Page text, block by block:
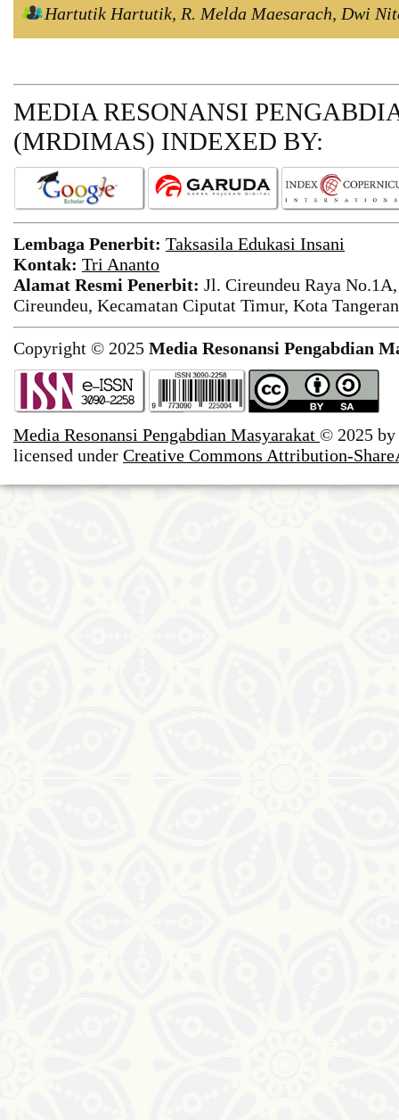
Hartutik Hartutik, R. Melda Maesarach, Dwi
MEDIA RESONANSI
(MRDIMAS) INDEXED BY:
Lembaga Penerbit: Taksasila Edukasi Insani
Kontak: Tri Ananto
Alamat Resmi Penerbit: Jl. Cireundeu Raya
Cireundeu, Kecamatan Ciputat Timur, Kota
Copyright © 2025 Media Resonansi Pengabdian
Media Resonansi Pengabdian Masyarakat © 2025 by
licensed under Creative Commons Attribution-